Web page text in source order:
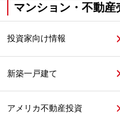
マンション・不動
投資家向け情報
新築一戸建て
アメリカ不動産投資